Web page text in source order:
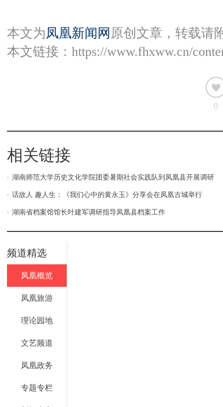
本文为凤凰新闻网 原创文章，转载请
本文链接： https://www.fhxww.cn/
0
相关链接
湖南师范大学历史文化学院团委暑期社会实践队到凤凰县开展调研
话故人 趣人生：《我们心中的黄永玉》分享会在凤凰古城举行
湖南省档案馆馆长叶建军调研指导凤凰县档案工作
频道精选
凤凰概览
凤凰旅游
理论园地
文艺频道
凤凰政务
专题专栏